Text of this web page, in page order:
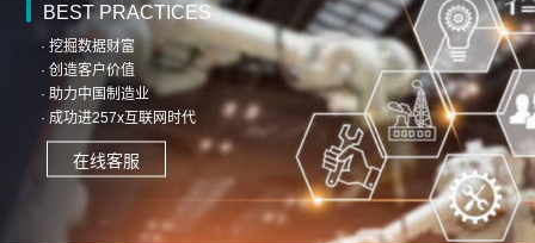
BEST PRACTICES
· 挖掘数据财富
· 创造客户价值
· 助力中国制造业
· 成功进257x互联网时代
在线客服